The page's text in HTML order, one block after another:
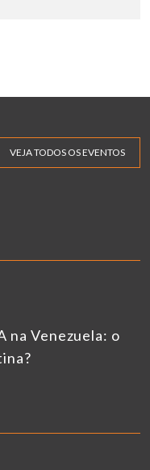
VEJA TODOS OS EVENTOS
na Venezuela: o